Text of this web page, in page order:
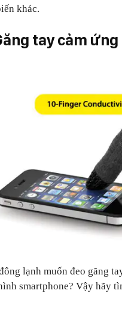
khác.
tay cảm ứng
lạnh muốn đeo găng
smartphone? Vậy hãy